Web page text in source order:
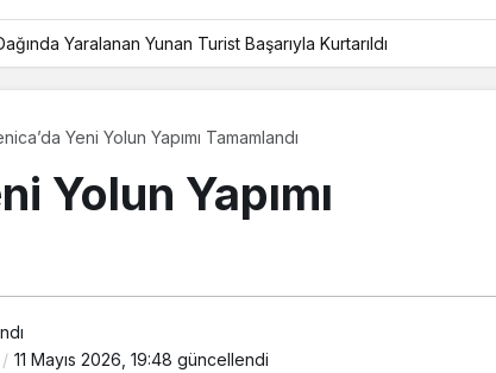
Yaralanan Yunan Turist Başarıyla Kurtarıldı
Yeni Yolun Yapımı Tamamlandı
Yolun Yapımı
11 Mayıs 2026, 19:48 güncellendi